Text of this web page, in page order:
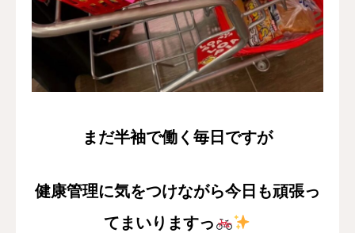
まだ半袖で働く毎日ですが
健康管理に気をつけながら今日も頑張っ
てまいりますっ